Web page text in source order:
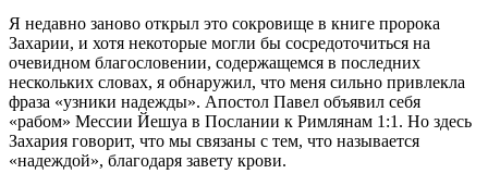
Я недавно заново открыл это сокровище в книге пророка
Захарии, и хотя некоторые могли бы сосредоточиться на
очевидном благословении, содержащемся в последних
нескольких словах, я обнаружил, что меня сильно привлекла
фраза «узники надежды». Апостол Павел объявил себя
«рабом» Мессии Йешуа в Послании к Римлянам 1:1. Но здесь
Захария говорит, что мы связаны с тем, что называется
«надеждой», благодаря завету крови.